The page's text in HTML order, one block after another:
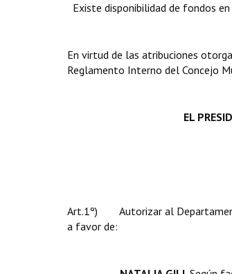
Existe disponibilidad de fondos
En virtud de las atribuciones
Reglamento Interno del Concejo
EL
Art.1º) Autorizar al
a favor de: